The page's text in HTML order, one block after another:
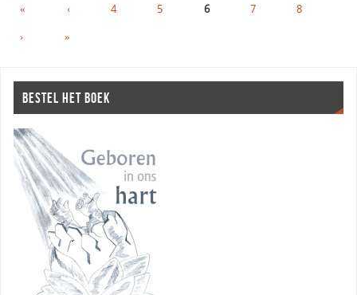
« ‹ 4 5 6 7 8
› »
BESTEL HET BOEK